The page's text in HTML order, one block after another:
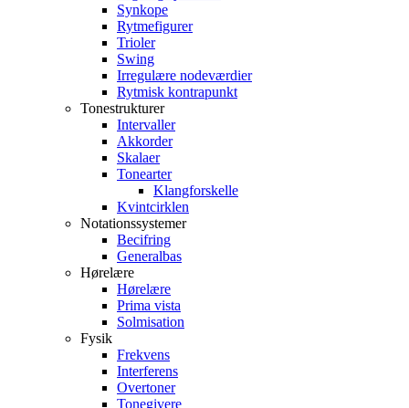
Synkope
Rytmefigurer
Trioler
Swing
Irregulære nodeværdier
Rytmisk kontrapunkt
Tonestrukturer
Intervaller
Akkorder
Skalaer
Tonearter
Klangforskelle
Kvintcirklen
Notationssystemer
Becifring
Generalbas
Hørelære
Hørelære
Prima vista
Solmisation
Fysik
Frekvens
Interferens
Overtoner
Tonegivere